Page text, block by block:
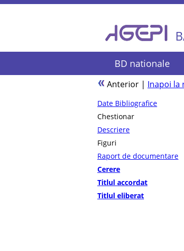
BD nationale
Anterior | Inapoi la
Date Bibliografice
Chestionar
Descriere
Figuri
Raport de documentare
Cerere
Titlul accordat
Titlul eliberat